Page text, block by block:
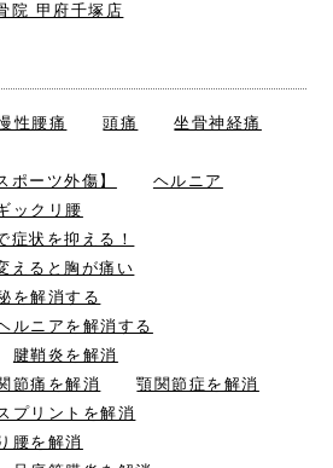
院 甲府千塚店
性腰痛 頭痛
坐骨神経痛
ポーツ外傷】
ヘルニア
ックリ腰
症状を抑える！
えると胸が痛い
を解消する
ルニアを解消する
腱鞘炎を解消
節痛を解消
顎関節症を解消
プリントを解消
腰を解消